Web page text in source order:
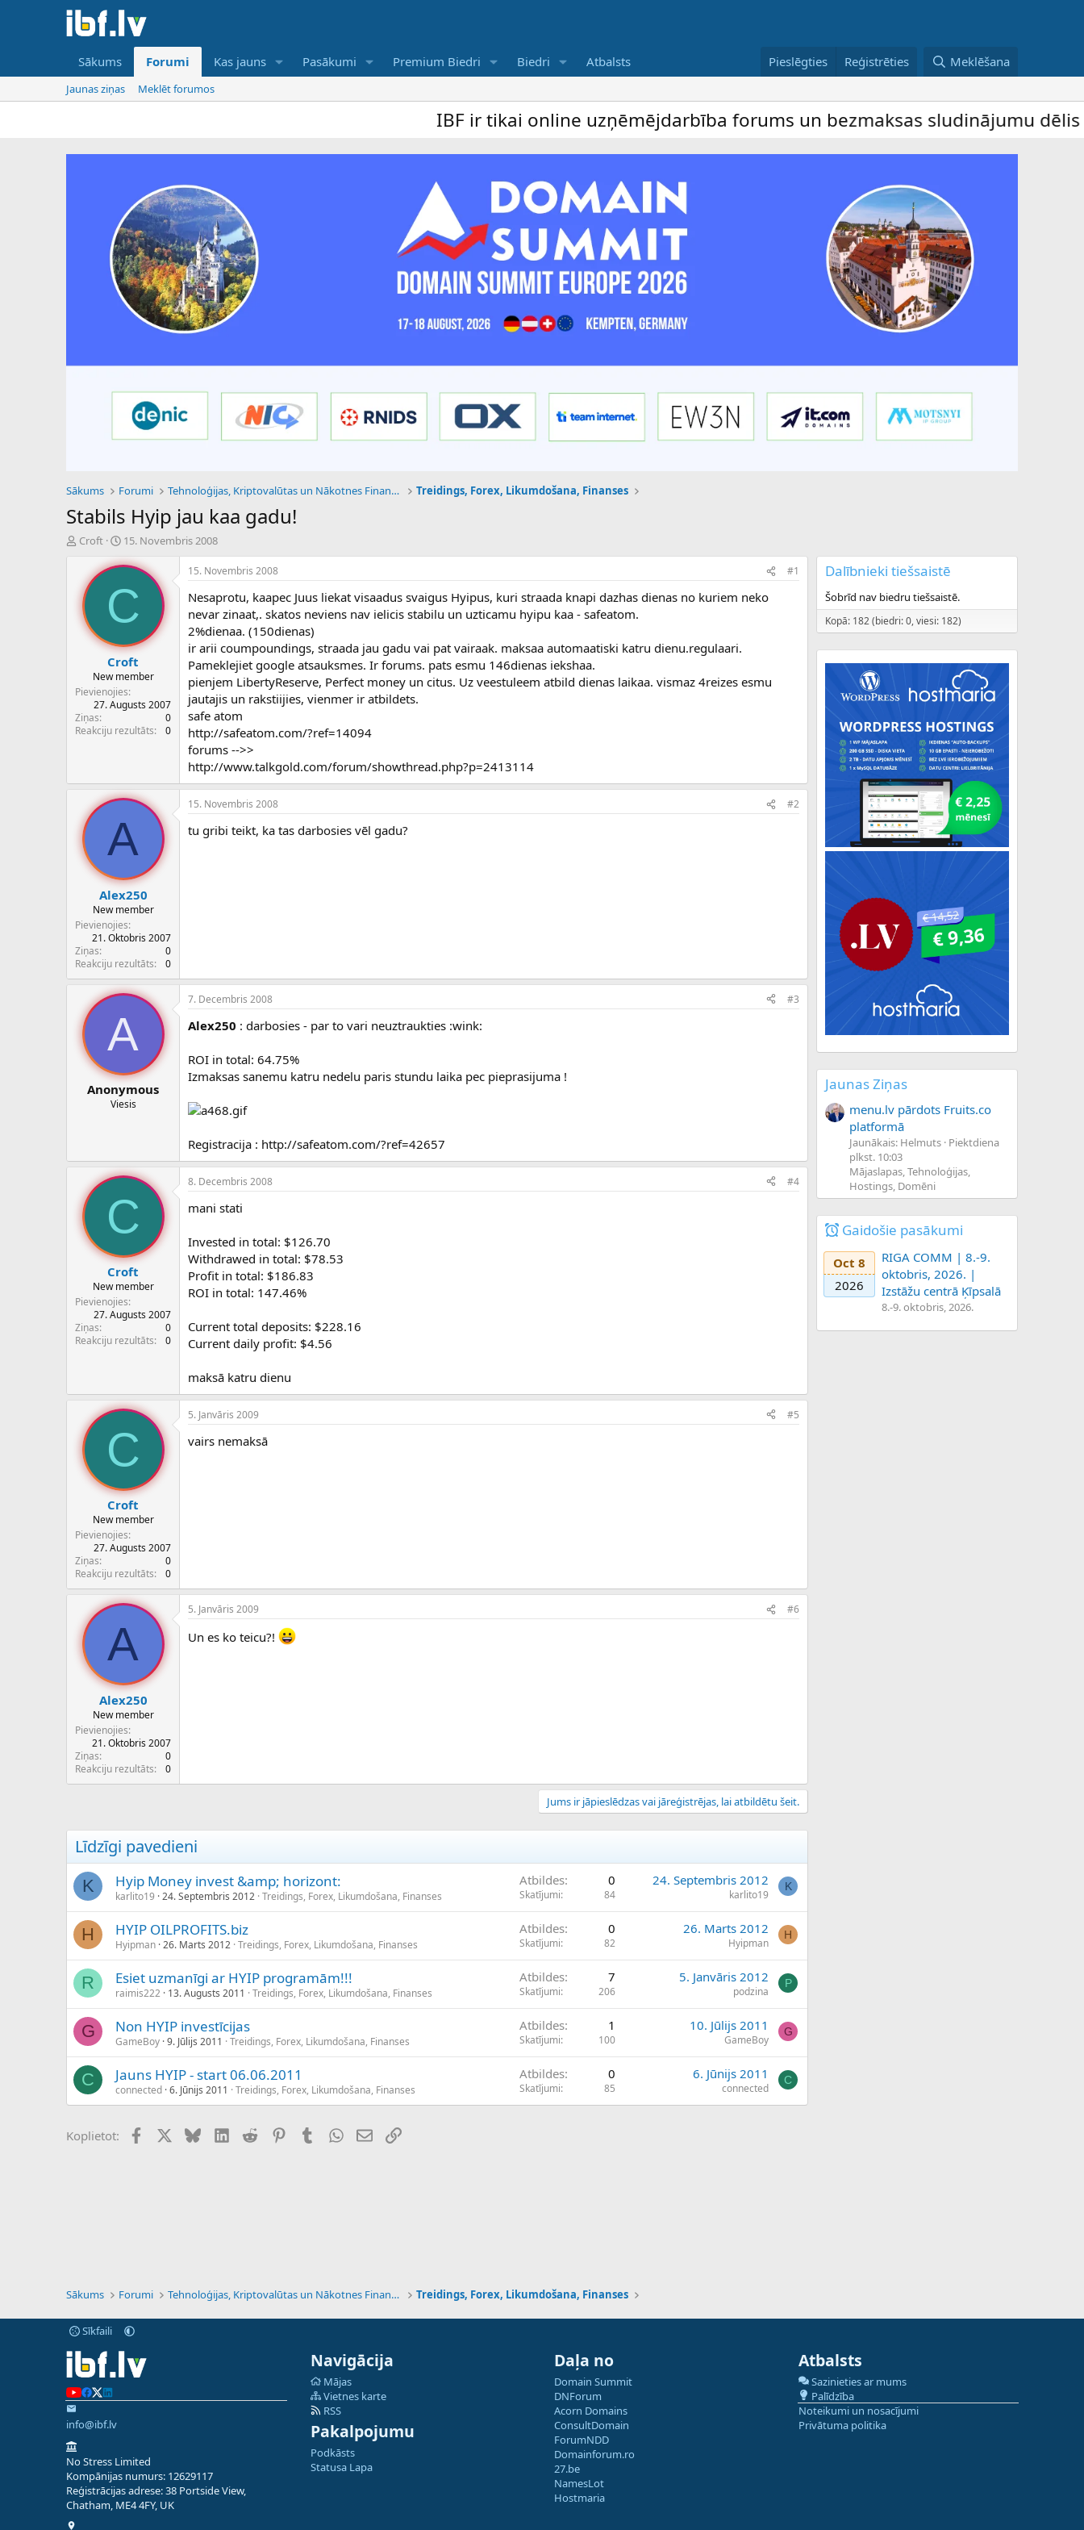
Sākums Forumi Kas jauns Pasākumi Premium Biedri Biedri Atbalsts Pieslēgties Reģistrēties Meklēšana
Jaunas ziņas Meklēt forumos
IBF ir tikai online uzņēmējdarbība forums un bezmaksas sludinājumu dēlis – dalība
Sākums Forumi Tehnoloģijas, Kriptovalūtas un Nākotnes Finanses Treidings, Forex, Likumdošana, Finanses
Stabils Hyip jau kaa gadu!
P
e
d
e
z
s
ā
c
Croft
S
k
m
d
a
t
u
m
s
15. Novembris 2008
C
Croft
New member
Pievienojies
27. Augusts 2007
Ziņas
0
Reakciju rezultāts
0
15. Novembris 2008 #1
Nesaprotu, kaapec Juus liekat visaadus svaigus Hyipus, kuri straada knapi dazhas dienas no kuriem neko
nevar zinaat,. skatos neviens nav ielicis stabilu un uzticamu hyipu kaa - safeatom.
2%dienaa. (150dienas)
ir arii coumpoundings, straada jau gadu vai pat vairaak. maksaa automaatiski katru dienu.regulaari.
Pameklejiet google atsauksmes. Ir forums. pats esmu 146dienas iekshaa.
pienjem LibertyReserve, Perfect money un citus. Uz veestuleem atbild dienas laikaa. vismaz 4reizes esmu
jautajis un rakstiijies, vienmer ir atbildets.
safe atom
http://safeatom.com/?ref=14094
forums -->>
http://www.talkgold.com/forum/showthread.php?p=2413114
A
Alex250
New member
Pievienojies
21. Oktobris 2007
Ziņas
0
Reakciju rezultāts
0
15. Novembris 2008 #2
tu gribi teikt, ka tas darbosies vēl gadu?
A
Anonymous
Viesis
7. Decembris 2008 #3
Alex250 : darbosies - par to vari neuztraukties :wink:
ROI in total: 64.75%
Izmaksas sanemu katru nedelu paris stundu laika pec pieprasijuma !
Registracija : http://safeatom.com/?ref=42657
C
Croft
New member
Pievienojies
27. Augusts 2007
Ziņas
0
Reakciju rezultāts
0
8. Decembris 2008 #4
mani stati
Invested in total: $126.70
Withdrawed in total: $78.53
Profit in total: $186.83
ROI in total: 147.46%
Current total deposits: $228.16
Current daily profit: $4.56
maksā katru dienu
C
Croft
New member
Pievienojies
27. Augusts 2007
Ziņas
0
Reakciju rezultāts
0
5. Janvāris 2009 #5
vairs nemaksā
A
Alex250
New member
Pievienojies
21. Oktobris 2007
Ziņas
0
Reakciju rezultāts
0
5. Janvāris 2009 #6
Un es ko teicu?!
Jums ir jāpieslēdzas vai jāreģistrējas, lai atbildētu šeit.
Līdzīgi pavedieni
K Hyip Money invest &amp; horizont:
karlito19 24. Septembris 2012 Treidings, Forex, Likumdošana, Finanses
Atbildes 0
Skatījumi 84
24. Septembris 2012
karlito19
K
H HYIP OILPROFITS.biz
Hyipman 26. Marts 2012 Treidings, Forex, Likumdošana, Finanses
Atbildes 0
Skatījumi 82
26. Marts 2012
Hyipman
H
R Esiet uzmanīgi ar HYIP programām!!!
raimis222 13. Augusts 2011 Treidings, Forex, Likumdošana, Finanses
Atbildes 7
Skatījumi 206
5. Janvāris 2012
podzina
P
G Non HYIP investīcijas
GameBoy 9. Jūlijs 2011 Treidings, Forex, Likumdošana, Finanses
Atbildes 1
Skatījumi 100
10. Jūlijs 2011
GameBoy
G
C Jauns HYIP - start 06.06.2011
connected 6. Jūnijs 2011 Treidings, Forex, Likumdošana, Finanses
Atbildes 0
Skatījumi 85
6. Jūnijs 2011
connected
C
Koplietot: FacebookX (Twitter)
BlueskyLinkedIn
Reddit PinterestTumblrWhatsApp
E-pastsSaiti
Dalībnieki tiešsaistē
Šobrīd nav biedru tiešsaistē.
Kopā: 182 (biedri: 0, viesi: 182)
Jaunas Ziņas
menu.lv pārdots Fruits.co
platformā
Jaunākais: Helmuts Piektdiena
plkst. 10:03
Mājaslapas, Tehnoloģijas,
Hostings, Domēni
Gaidošie pasākumi
Oct 8
2026
RIGA COMM | 8.-9.
oktobris, 2026. |
Izstāžu centrā Ķīpsalā
8.-9. oktobris, 2026.
Sākums Forumi Tehnoloģijas, Kriptovalūtas un Nākotnes Finanses Treidings, Forex, Likumdošana, Finanses
Sīkfaili
info@ibf.lv
No Stress Limited
Kompānijas numurs: 12629117
Reģistrācijas adrese: 38 Portside View,
Chatham, ME4 4FY, UK
Navigācija
Mājas
Vietnes karte
RSS
Pakalpojumu
Podkāsts
Statusa Lapa
Daļa no
Domain Summit
DNForum
Acorn Domains
ConsultDomain
ForumNDD
Domainforum.ro
27.be
NamesLot
Hostmaria
Atbalsts
Sazinieties ar mums
Palīdzība
Noteikumi un nosacījumi
Privātuma politika